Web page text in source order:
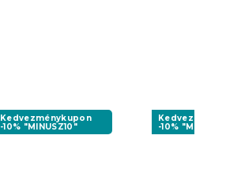
Kedvezménykupon
-10% "MINUSZ10"
-10%